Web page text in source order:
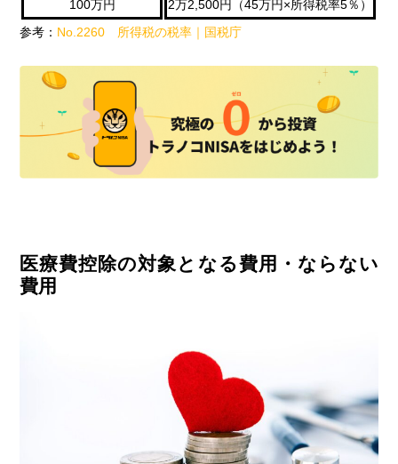
100万円
2万2,500円（45万円×所得税率5％）
参考： No.2260 所得税の税率｜国税庁
医療費控除の対象となる費用・ならない
費用